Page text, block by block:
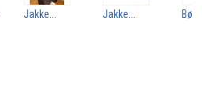
Jakke... Jakke...